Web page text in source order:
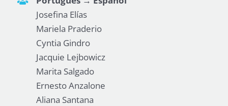
Josefina Elías
Mariela Praderio
Cyntia Gindro
Jacquie Lejbowicz
Marita Salgado
Ernesto Anzalone
Aliana Santana